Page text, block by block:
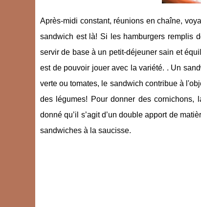
Après-midi constant, réunions en chaîne,
sandwich est là! Si les hamburgers remplis
servir de base à un petit-déjeuner sain et
est de pouvoir jouer avec la variété. . Un
verte ou tomates, le sandwich contribue à
des légumes! Pour donner des cornichons,
donné qu’il s’agit d’un double apport de
sandwiches à la saucisse.